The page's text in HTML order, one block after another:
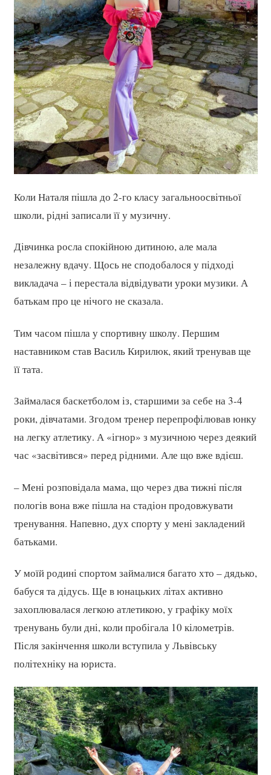
Коли Наталя пішла до 2-го класу загальноосвітньої
школи, рідні записали її у музичну.
Дівчинка росла спокійною дитиною, але мала
незалежну вдачу. Щось не сподобалося у підході
викладача – і перестала відвідувати уроки музики. А
батькам про це нічого не сказала.
Тим часом пішла у спортивну школу. Першим
наставником став Василь Кирилюк, який тренував ще
її тата.
Займалася баскетболом із, старшими за себе на 3-4
роки, дівчатами. Згодом тренер перепрофілював юнку
на легку атлетику. А «ігнор» з музичною через деякий
час «засвітився» перед рідними. Але що вже вдієш.
– Мені розповідала мама, що через два тижні після
пологів вона вже пішла на стадіон продовжувати
тренування. Напевно, дух спорту у мені закладений
батьками.
У моїй родині спортом займалися багато хто – дядько,
бабуся та дідусь. Ще в юнацьких літах активно
захоплювалася легкою атлетикою, у графіку моїх
тренувань були дні, коли пробігала 10 кілометрів.
Після закінчення школи вступила у Львівську
політехніку на юриста.